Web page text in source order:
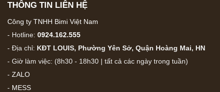
THÔNG TIN LIÊN HỆ
Công ty TNHH Bimi Việt Nam
- Hotline: 0924.162.555
- Địa chỉ: KĐT LOUIS, Phường Yên Sở, Quận Hoàng Mai, HN
- Giờ làm việc: (8h30 - 18h30 | tất cả các ngày trong tuần)
- ZALO
- MESS